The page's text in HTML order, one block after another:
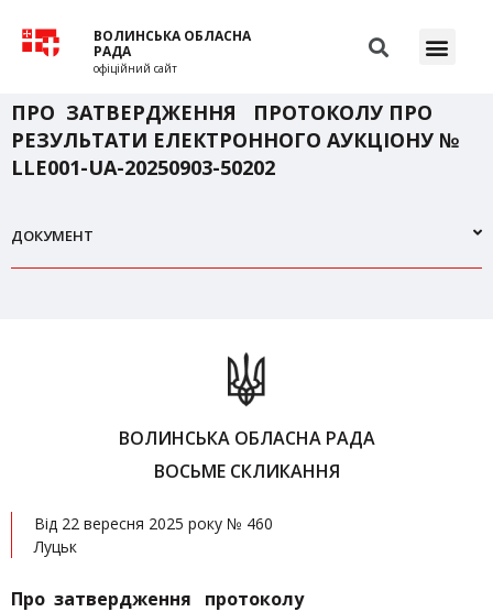
ВОЛИНСЬКА ОБЛАСНА
РАДА
офіційний сайт
ПРО ЗАТВЕРДЖЕННЯ ПРОТОКОЛУ ПРО
РЕЗУЛЬТАТИ ЕЛЕКТРОННОГО АУКЦІОНУ №
LLЕ001-UA-20250903-50202
ДОКУМЕНТ
ВОЛИНСЬКА ОБЛАСНА РАДА
ВОСЬМЕ СКЛИКАННЯ
Від 22 вересня 2025 року № 460
Луцьк
Про затвердження протоколу